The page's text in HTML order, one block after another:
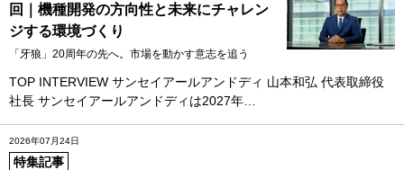
回｜機種開発の方向性と未来にチャレン
ジする環境づくり
「牙狼」20周年の先へ。市場を動かす意志を追う
TOP INTERVIEW サンセイアールアンドディ 山本和弘 代表取締役
社長 サンセイアールアンドディは2027年…
2026年07月24日
特集記事